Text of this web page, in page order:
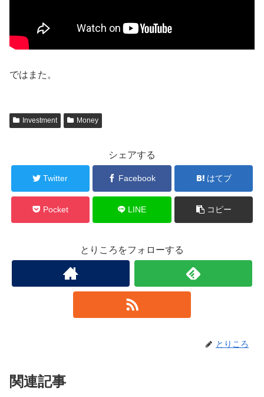
ではまた。
Investment Money
シェアする
Twitter Facebook はてブ
Pocket LINE コピー
とりころをフォローする
とりころ
関連記事